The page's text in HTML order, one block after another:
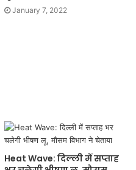
January 7, 2022
Heat Wave: दिल्ली में सप्ताह